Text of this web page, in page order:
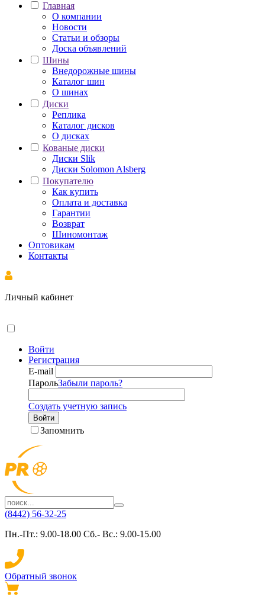
Главная
О компании
Новости
Статьи и обзоры
Доска объявлений
Шины
Внедорожные шины
Каталог шин
О шинах
Диски
Реплика
Каталог дисков
О дисках
Кованые диски
Диски Slik
Диски Solomon Alsberg
Покупателю
Как купить
Оплата и доставка
Гарантии
Возврат
Шиномонтаж
Оптовикам
Контакты
Личный кабинет
Войти
Регистрация
E-mail
ПарольЗабыли пароль?
Создать учетную запись
Войти
Запомнить
(8442) 56-32-25
Пн.-Пт.: 9.00-18.00 Сб.- Вс.: 9.00-15.00
Обратный звонок